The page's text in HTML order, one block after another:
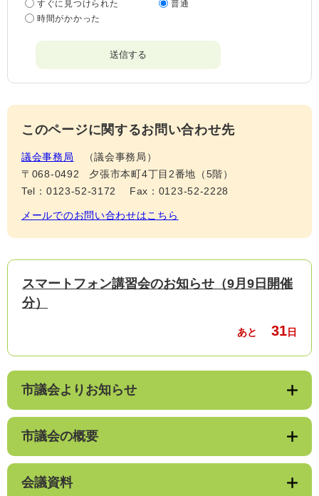
すぐに見つけられた
普通
時間がかかった
このページに関するお問い合わせ先
議会事務局
議会事務局
〒068-0492
夕張市本町4丁目2番地（5階）
Tel：0123-52-3172
Fax：0123-52-2228
メールでのお問い合わせはこちら
スマートフォン講習会のお知らせ（9月9日開催
分）
あと 31日
市議会よりお知らせ
市議会の概要
会議資料